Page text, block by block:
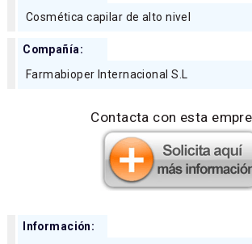
Cosmética capilar de alto nivel
Compañía:
Farmabioper Internacional S.L
Contacta con esta
Información: